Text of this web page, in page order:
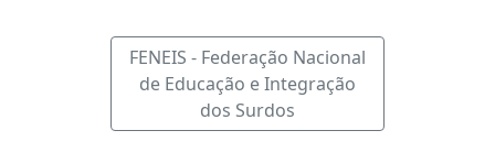
FENEIS - Federação Nacional
de Educação e Integração
dos Surdos